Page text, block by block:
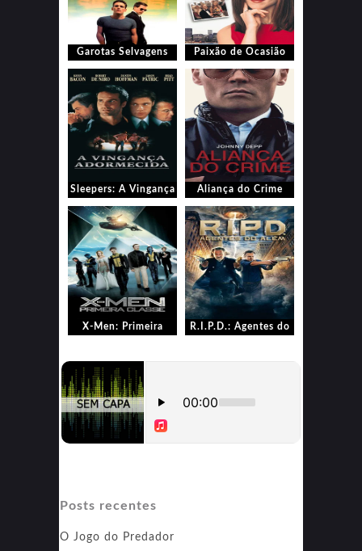
Garotas Selvagens Paixão de Ocasião
Sleepers: A Vingança
Aliança do Crime
X-Men: Primeira
R.I.P.D.: Agentes do
Posts recentes
O Jogo do Predador